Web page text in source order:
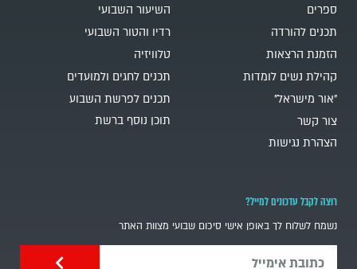
ספרים
תכנים להורדה
הזמנת הרצאות
קהילת נשים לומדות
"אור מישראל"
צור קשר
הצהרת נגישות
השיעור השבועי
רדיו והטור השבועי
טלוויזיה
תכנים לחגים ולמועדים
תכנים לפרשת השבוע
תוכן נוסף ברשת
רוצה לקבל עדכונים למייל?
נשמח לשלוח לך באופן אישי סיכום שבועי מצוות האתר